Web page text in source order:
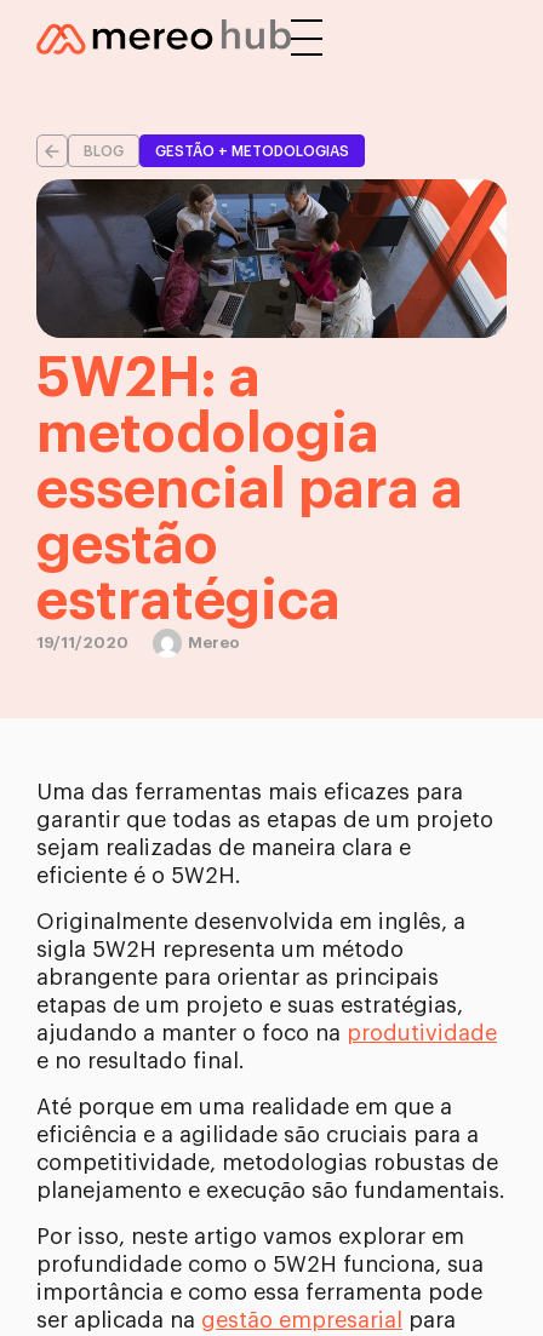
BLOG GESTÃO + METODOLOGIAS
5W2H: a
metodologia
essencial para a
gestão
estratégica
19/11/2020 Mereo
Uma das ferramentas mais eficazes para
garantir que todas as etapas de um projeto
sejam realizadas de maneira clara e
eficiente é o 5W2H.
Originalmente desenvolvida em inglês, a
sigla 5W2H representa um método
abrangente para orientar as principais
etapas de um projeto e suas estratégias,
ajudando a manter o foco na produtividade
e no resultado final.
Até porque em uma realidade em que a
eficiência e a agilidade são cruciais para a
competitividade, metodologias robustas de
planejamento e execução são fundamentais.
Por isso, neste artigo vamos explorar em
profundidade como o 5W2H funciona, sua
importância e como essa ferramenta pode
ser aplicada na gestão empresarial
para